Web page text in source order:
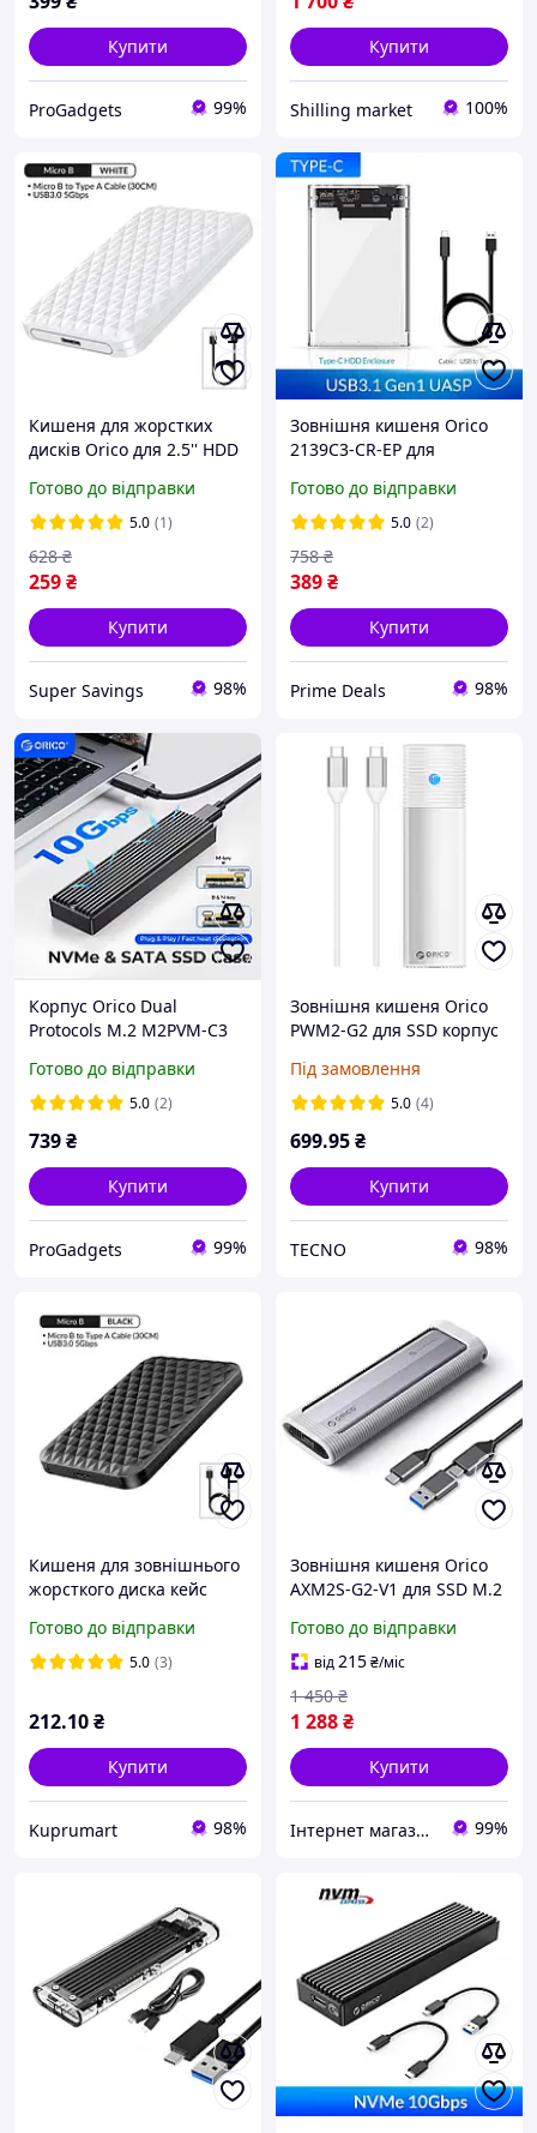
Купити
ProGadgets 99%
Купити
Shilling market 100%
Кишеня для жорстких
дисків Orico для 2.5'' HDD
3.0 White 25PW1-WH-EP
Готово до відправки
5.0 (1)
259₴
628 ₴
Купити
Super Savings 98%
Зовнішня кишеня Orico
2139C3-CR-EP для
Готово до відправки
5.0 (2)
389₴
758 ₴
Купити
Prime Deals 98%
Корпус Orico Dual
Protocols M.2 M2PVM-C3
ssd зовнішня кишеня
Type C
Готово до відправки
5.0 (2)
739₴
Купити
ProGadgets 99%
Зовнішня кишеня Orico
PWM2-G2 для SSD корпус
підтримкою NVME (USB
type-c 3.2 gen2)
Під замовлення
5.0 (4)
699.95₴
Купити
TECNO 98%
Кишеня для зовнішнього
жорсткого диска кейс
3,0 на USB 3,0, 5 Гбіт/с, 4
ТБ
Готово до відправки
5.0 (3)
212.10₴
Купити
Kuprumart 98%
Зовнішня кишеня Orico
AXM2S-G2-V1 для SSD M.2
6Gbps Type-C/USB - Gray
Готово до відправки
від215₴/міс
1 288₴
1 450 ₴
Купити
Інтернет магазин PRIMO 99%